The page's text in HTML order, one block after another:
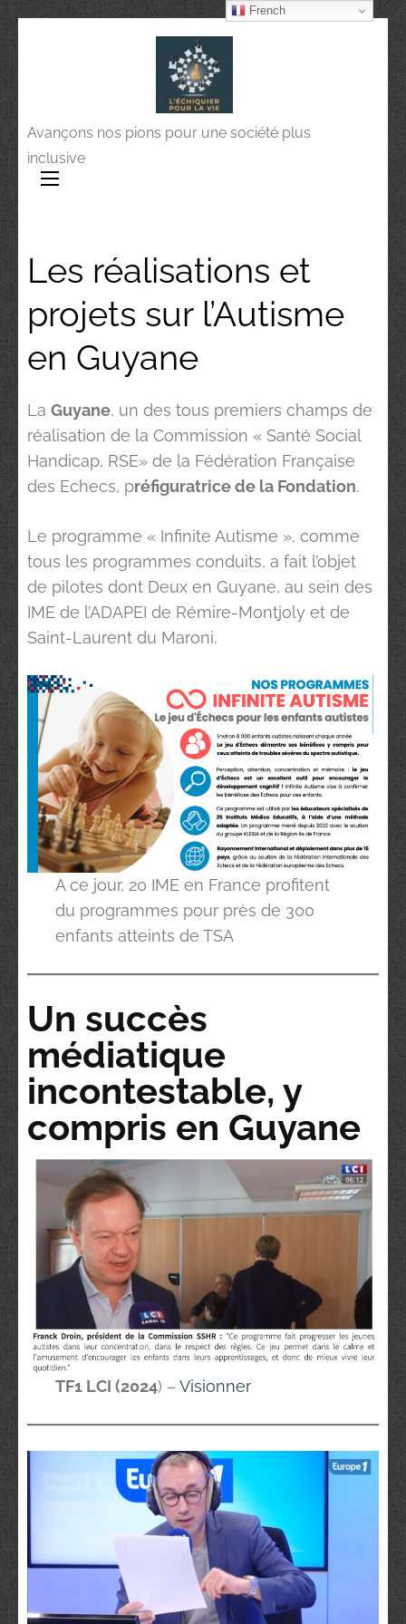
Avançons nos pions pour une société plus
inclusive
Les réalisations et
projets sur l’Autisme
en Guyane
La Guyane, un des tous premiers champs de
réalisation de la Commission « Santé Social
Handicap, RSE» de la Fédération Française
des Echecs, préfiguratrice de la Fondation.
Le programme « Infinite Autisme », comme
tous les programmes conduits, a fait l’objet
de pilotes dont Deux en Guyane, au sein des
IME de l’ADAPEI de Rémire-Montjoly et de
Saint-Laurent du Maroni.
A ce jour, 20 IME en France profitent
du programmes pour près de 300
enfants atteints de TSA
Un succès
médiatique
incontestable, y
compris en Guyane
TF1 LCI (2024) –Visionner
French